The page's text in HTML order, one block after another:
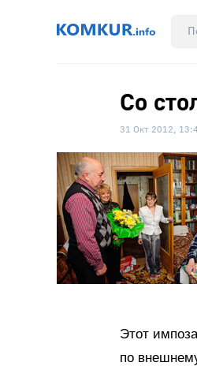
Со
31 Окт 2012,
Этот
по